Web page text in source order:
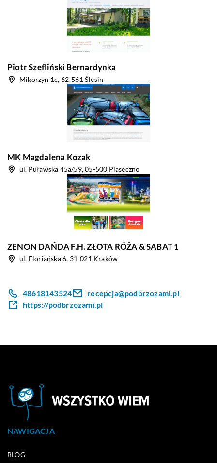
Piotr Szefliński Bernardynka
Mikorzyn 1c, 62-561 Ślesin
MK Magdalena Kozak
ul. Puławska 45a/59, 05-500 Piaseczno
ZENON DAŃDA F.H. ZŁOTA RÓŻA & SABAT 1
ul. Floriańska 6, 31-021 Kraków
48618143524
recepcja@podbrzozami.pl
https://podbrzozami.pl
NAWIGACJA
BLOG